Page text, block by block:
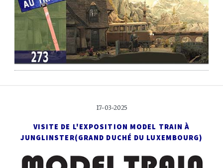
17-03-2025
VISITE DE L'EXPOSITION MODEL TRAIN À
JUNGLINSTER(GRAND DUCHÉ DU LUXEMBOURG)